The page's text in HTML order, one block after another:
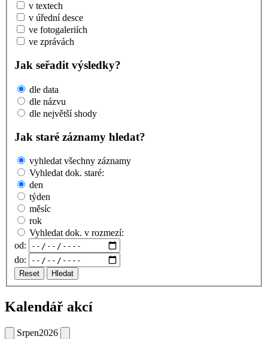
v textech
v úřední desce
ve fotogaleriích
ve zprávách
Jak seřadit výsledky?
dle data
dle názvu
dle největší shody
Jak staré záznamy hledat?
vyhledat všechny záznamy
Vyhledat dok. staré:
den
týden
měsíc
rok
Vyhledat dok. v rozmezí:
od:
do:
Reset Hledat
Kalendář akcí
Srpen2026